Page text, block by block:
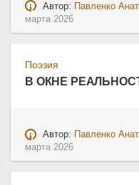
Автор: Павленко
марта 2026
Поэзия
В ОКНЕ
Автор:
Павленко
марта 2026